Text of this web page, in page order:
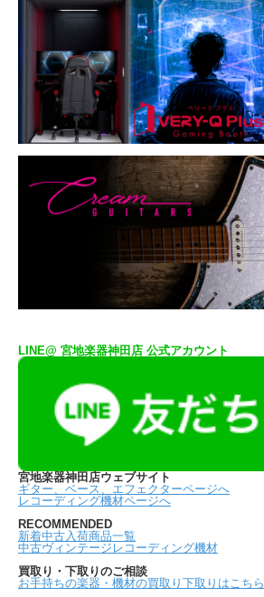
LINE@ 宮地楽器神田店 公式アカウント
宮地楽器神田店ウェブサイト
ギター、ベース、エフェクターページへ
レコーディング機材ページへ
RECOMMENDED
新着中古入荷商品一覧
中古ヴィンテージレコーディング機材
買取り・下取りのご相談
お手持ちの楽器・機材の買取り下取りはこちら